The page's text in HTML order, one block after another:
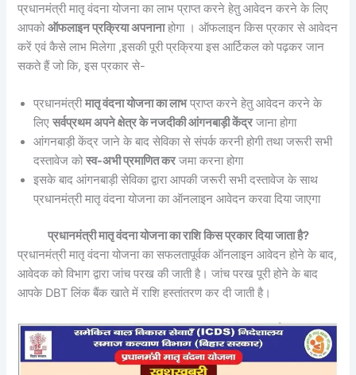
प्रधानमंत्री मातृ वंदना योजना का लाभ प्राप्त करने हेतु आवेदन करने के लिए
आपकोऑफलाइन प्रक्रिया अपनानाहोगा । ऑफलाइन किस प्रकार से आवेदन
करें एवं कैसे लाभ मिलेगा ,इसकी पूरी प्रक्रिया इस आर्टिकल को पढ़कर जान
सकते हैं जो कि, इस प्रकार से-
प्रधानमंत्रीमातृ वंदना योजना का लाभप्राप्त करने हेतु आवेदन करने के
लिएसर्वप्रथम अपने क्षेत्र के नजदीकी आंगनबाड़ी केंद्रजाना होगा
आंगनबाड़ी केंद्र जाने के बाद सेविका से संपर्क करनी होगी तथा जरूरी सभी
दस्तावेज कोस्व-अभी प्रमाणित करजमा करना होगा
इसके बाद आंगनबाड़ी सेविका द्वारा आपकी जरूरी सभी दस्तावेज के साथ
प्रधानमंत्री मातृ वंदना योजना का ऑनलाइन आवेदन करवा दिया जाएगा
प्रधानमंत्री मातृ वंदना योजना का राशि किस प्रकार दिया जाता है?
प्रधानमंत्री मातृ वंदना योजना का सफलतापूर्वक ऑनलाइन आवेदन होने के बाद,
आवेदक को विभाग द्वारा जांच परख की जाती है। जांच परख पूरी होने के बाद
आपके DBT लिंक बैंक खाते में राशि हस्तांतरण कर दी जाती है।